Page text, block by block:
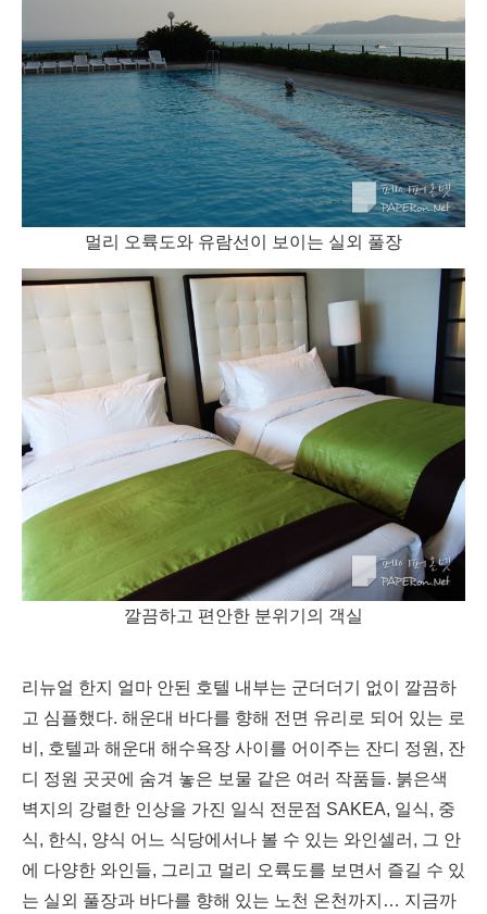
멀리 오륙도와 유람선이 보이는 실외 풀장
깔끔하고 편안한 분위기의 객실
리뉴얼 한지 얼마 안된 호텔 내부는 군더더기 없이 깔끔하
고 심플했다. 해운대 바다를 향해 전면 유리로 되어 있는 로
비, 호텔과 해운대 해수욕장 사이를 어이주는 잔디 정원, 잔
디 정원 곳곳에 숨겨 놓은 보물 같은 여러 작품들. 붉은색
벽지의 강렬한 인상을 가진 일식 전문점 SAKEA, 일식, 중
식, 한식, 양식 어느 식당에서나 볼 수 있는 와인셀러, 그 안
에 다양한 와인들, 그리고 멀리 오륙도를 보면서 즐길 수 있
는 실외 풀장과 바다를 향해 있는 노천 온천까지… 지금까